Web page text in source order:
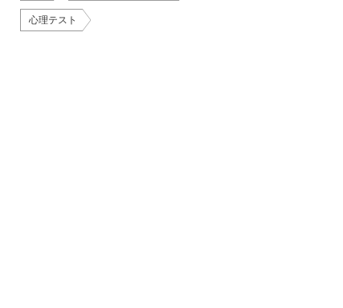
心理テスト